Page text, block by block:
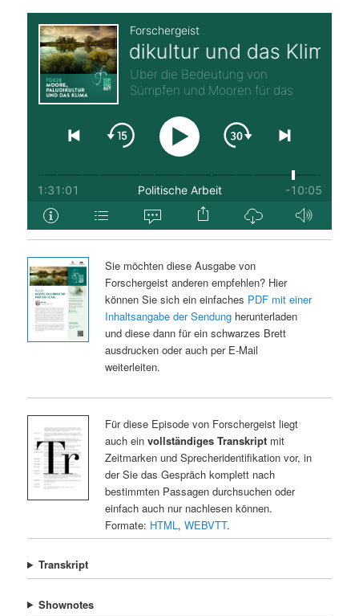
Sie möchten diese Ausgabe von
Forschergeist anderen empfehlen? Hier
können Sie sich ein einfaches PDF mit einer
Inhaltsangabe der Sendungherunterladen
und diese dann für ein schwarzes Brett
ausdrucken oder auch per E-Mail
weiterleiten.
Für diese Episode von Forschergeist liegt
auch ein vollständiges Transkriptmit
Zeitmarken und Sprecheridentifikation vor, in
der Sie das Gespräch komplett nach
bestimmten Passagen durchsuchen oder
einfach auch nur nachlesen können.
Formate: HTML , WEBVTT.
Transkript
Shownotes